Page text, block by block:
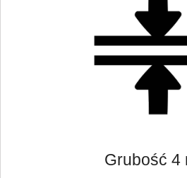
Grubość 4